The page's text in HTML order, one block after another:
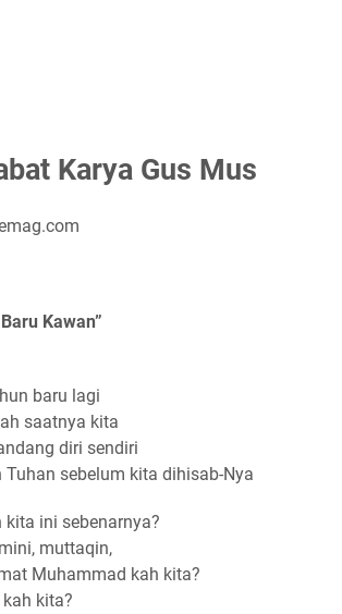
Karya Gus Mus
Kawan”
baru lagi
saatnya kita
diri sendiri
Tuhan sebelum kita dihisab-Nya
kita ini sebenarnya?
muttaqin,
Muhammad kah kita?
kita?